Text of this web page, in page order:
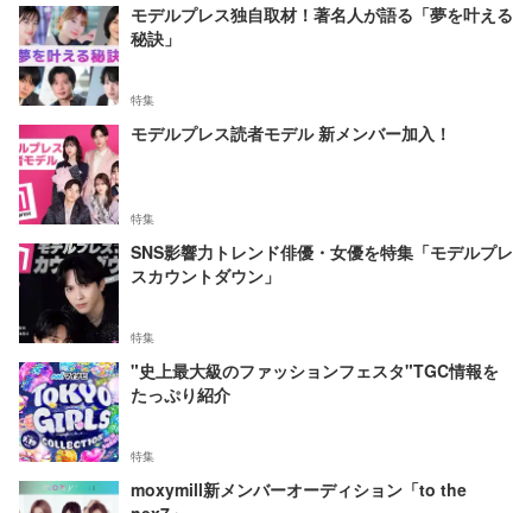
モデルプレス独自取材！著名人が語る「夢を叶える
秘訣」
特集
モデルプレス読者モデル 新メンバー加入！
特集
SNS影響力トレンド俳優・女優を特集「モデルプレ
スカウントダウン」
特集
"史上最大級のファッションフェスタ"TGC情報を
たっぷり紹介
特集
moxymill新メンバーオーディション「to the